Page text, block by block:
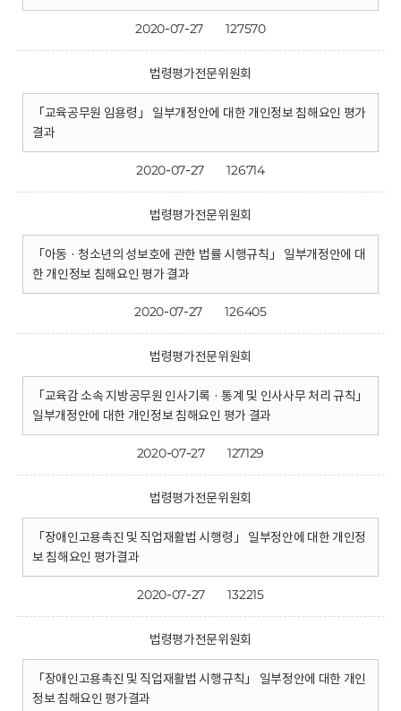
2020-07-27 127570
법령평가전문위원회
「교육공무원 임용령」 일부개정안에 대한 개인정보 침해요인 평가
결과
2020-07-27 126714
법령평가전문위원회
「아동 · 청소년의 성보호에 관한 법률 시행규칙」 일부개정안에 대
한 개인정보 침해요인 평가 결과
2020-07-27 126405
법령평가전문위원회
「교육감 소속 지방공무원 인사기록 · 통계 및 인사사무 처리 규칙」
일부개정안에 대한 개인정보 침해요인 평가 결과
2020-07-27 127129
법령평가전문위원회
「장애인고용촉진 및 직업재활법 시행령」 일부정안에 대한 개인정
보 침해요인 평가결과
2020-07-27 132215
법령평가전문위원회
「장애인고용촉진 및 직업재활법 시행규칙」 일부정안에 대한 개인
정보 침해요인 평가결과